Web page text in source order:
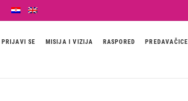
PRIJAVI SE MISIJA I VIZIJA RASPORED PREDAVAČICE